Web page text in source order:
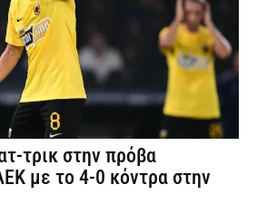
τρικ στην πρόβα
με το 4-0 κόντρα στην